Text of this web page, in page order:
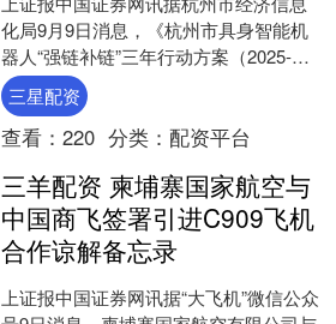
化局9月9日消息，《杭州市具身智能机
器人“强链补链”三年行动方案（2025-
2027年）》（以下简称《行动方案（征
求意见稿）》....
三星配资
查看： 220 分类： 配资平台
三羊配资 柬埔寨国家航空与
中国商飞签署引进C909飞机
合作谅解备忘录
上证报中国证券网讯据“大飞机”微信公众